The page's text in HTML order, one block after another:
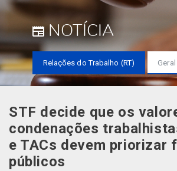
NOTÍCIA
Relações do Trabalho (RT) Geral
STF decide que os
condenações
e TACs devem priorizar
públicos